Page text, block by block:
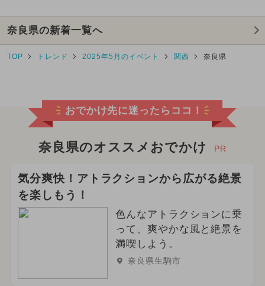
奈良県の新着一覧へ
TOP トレンド 2025年5月のイベント 関西 奈良県
おでかけ先に迷ったらココ！
奈良県のオススメおでかけ PR
気分爽快！アトラクションから広がる絶景
を楽しもう！
色んなアトラクションに乗
って、爽やかな風と絶景を
満喫しよう。
奈良県生駒市